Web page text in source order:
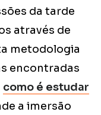
da tarde
através de
metodologia
encontradas
como é estudar
a imersão